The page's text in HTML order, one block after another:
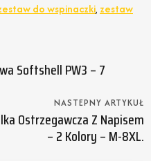
do wspinaczki, zestaw
Softshell PW3 – 7
NASTEPNY ARTYKUŁ
Ostrzegawcza Z Napisem
– 2 Kolory – M-8XL.